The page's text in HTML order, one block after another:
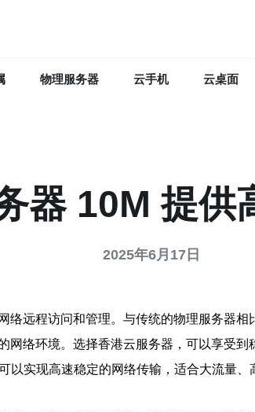
物理服务器 云手机 云桌面
器 10M 提供
2025年6月17日
远程访问和管理。与传统的物理服务器
络环境。选择香港云服务器，可以享受到
实现高速稳定的网络传输，适合大流量